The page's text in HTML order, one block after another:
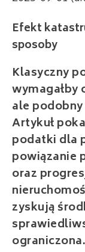
Klasyczny
wymagałby
ale
Artykuł
podatki dla
powiązanie
oraz
zyskują
ograniczona.